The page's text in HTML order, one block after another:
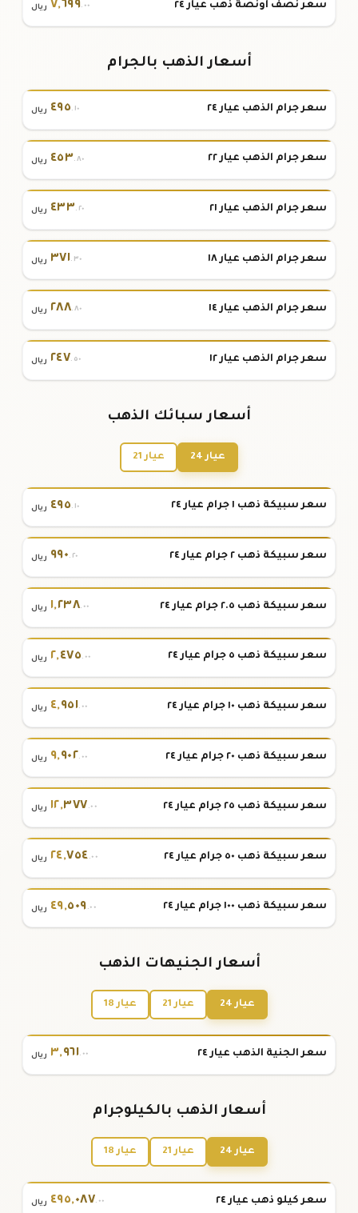
سعر نصف أونصة ذهب عيار ٢٤ ٧,٦٩٩.٠٠ ريال
أسعار الذهب بالجرام
سعر جرام الذهب عيار ٢٤ ٤٩٥.١٠ ريال
سعر جرام الذهب عيار ٢٢ ٤٥٣.٨٠ ريال
سعر جرام الذهب عيار ٢١ ٤٣٣.٢٠ ريال
سعر جرام الذهب عيار ١٨ ٣٧١.٣٠ ريال
سعر جرام الذهب عيار ١٤ ٢٨٨.٨٠ ريال
سعر جرام الذهب عيار ١٢ ٢٤٧.٥٠ ريال
أسعار سبائك الذهب
عيار 24 عيار 21
سعر سبيكة ذهب ١ جرام عيار ٢٤ ٤٩٥.١٠ ريال
سعر سبيكة ذهب ٢ جرام عيار ٢٤ ٩٩٠.٢٠ ريال
سعر سبيكة ذهب ٢.٥ جرام عيار ٢٤ ١,٢٣٨.٠٠ ريال
سعر سبيكة ذهب ٥ جرام عيار ٢٤ ٢,٤٧٥.٠٠ ريال
سعر سبيكة ذهب ١٠ جرام عيار ٢٤ ٤,٩٥١.٠٠ ريال
سعر سبيكة ذهب ٢٠ جرام عيار ٢٤ ٩,٩٠٢.٠٠ ريال
سعر سبيكة ذهب ٢٥ جرام عيار ٢٤ ١٢,٣٧٧.٠٠ ريال
سعر سبيكة ذهب ٥٠ جرام عيار ٢٤ ٢٤,٧٥٤.٠٠ ريال
سعر سبيكة ذهب ١٠٠ جرام عيار ٢٤ ٤٩,٥٠٩.٠٠ ريال
أسعار الجنيهات الذهب
عيار 24 عيار 21 عيار 18
سعر الجنية الذهب عيار ٢٤ ٣,٩٦١.٠٠ ريال
أسعار الذهب بالكيلوجرام
عيار 24 عيار 21 عيار 18
سعر كيلو ذهب عيار ٢٤ ٤٩٥,٠٨٧.٠٠ ريال